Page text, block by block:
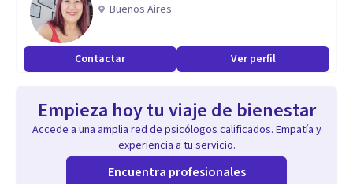
Buenos Aires
Contactar Ver perfil
Empieza hoy tu viaje de bienestar
Accede a una amplia red de psicólogos calificados. Empatía y
experiencia a tu servicio.
Encuentra profesionales